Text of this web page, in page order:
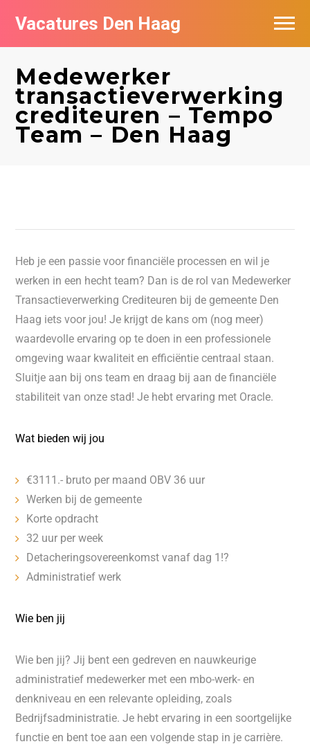
Vacatures Den Haag
Medewerker
transactieverwerking
crediteuren – Tempo
Team – Den Haag
Heb je een passie voor financiële processen en wil je
werken in een hecht team? Dan is de rol van Medewerker
Transactieverwerking Crediteuren bij de gemeente Den
Haag iets voor jou! Je krijgt de kans om (nog meer)
waardevolle ervaring op te doen in een professionele
omgeving waar kwaliteit en efficiëntie centraal staan.
Sluitje aan bij ons team en draag bij aan de financiële
stabiliteit van onze stad! Je hebt ervaring met Oracle.
Wat bieden wij jou
€3111.- bruto per maand OBV 36 uur
Werken bij de gemeente
Korte opdracht
32 uur per week
Detacheringsovereenkomst vanaf dag 1!?
Administratief werk
Wie ben jij
Wie ben jij? Jij bent een gedreven en nauwkeurige
administratief medewerker met een mbo-werk- en
denkniveau en een relevante opleiding, zoals
Bedrijfsadministratie. Je hebt ervaring in een soortgelijke
functie en bent toe aan een volgende stap in je carrière.
Vacatures per bedrijf in Den Haag
Populair